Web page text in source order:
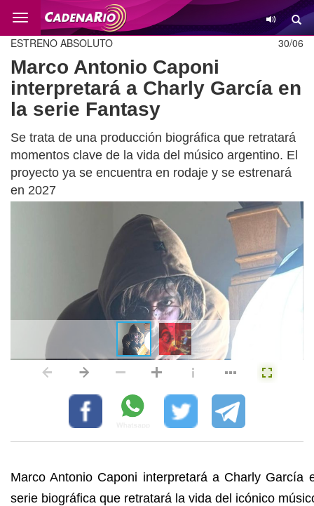
Cambio
30/06
ESTRENO ABSOLUTO
Marco Antonio Caponi
interpretará a Charly García en
la serie Fantasy
Se trata de una producción biográfica que retratará
momentos clave de la vida del músico argentino. El
proyecto ya se encuentra en rodaje y se estrenará
en 2027
Marco Antonio Caponi interpretará a Charly García
serie biográfica que retratará la vida del icónico